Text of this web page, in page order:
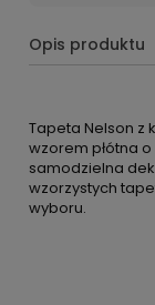
Opis produktu
Tapeta Nelson z
wzorem płótna
samodzielna
wzorzystych
wyboru.